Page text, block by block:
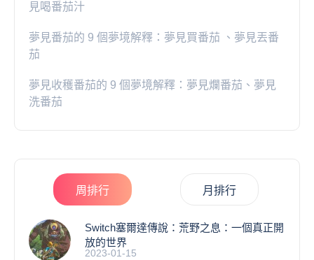
見喝番茄汁
夢見番茄的 9 個夢境解釋：夢見買番茄 、夢見丟番
茄
夢見收穫番茄的 9 個夢境解釋：夢見爛番茄、夢見
洗番茄
周排行 月排行
Switch塞爾達傳說：荒野之息：一個真正開
放的世界
2023-01-15